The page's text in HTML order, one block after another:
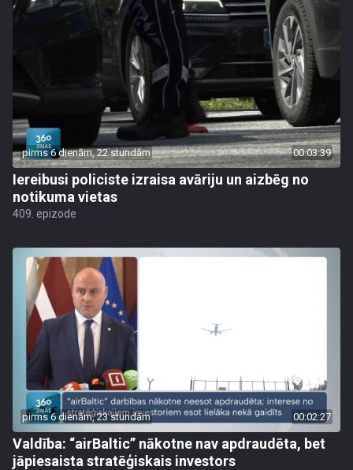
pirms 6 dienām, 22 stundām 00:03:39
Iereibusi policiste izraisa avāriju un aizbēg no
notikuma vietas
409. epizode
pirms 6 dienām, 23 stundām 00:02:27
Valdība: “airBaltic” nākotne nav apdraudēta, bet
jāpiesaista stratēģiskais investors